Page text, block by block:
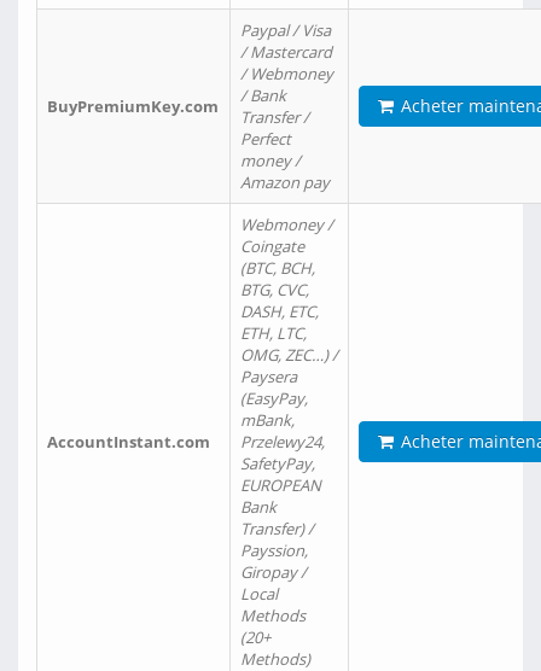
BuyPremiumKey.com
Paypal / Visa
/ Mastercard
/ Webmoney
/ Bank
Transfer /
Perfect
money /
Amazon pay
Acheter
AccountInstant.com
Webmoney /
Coingate
(BTC, BCH,
BTG, CVC,
DASH, ETC,
ETH, LTC,
OMG, ZEC…) /
Paysera
(EasyPay,
mBank,
Przelewy24,
SafetyPay,
EUROPEAN
Bank
Transfer) /
Payssion,
Giropay /
Local
Methods
(20+
Methods)
Acheter